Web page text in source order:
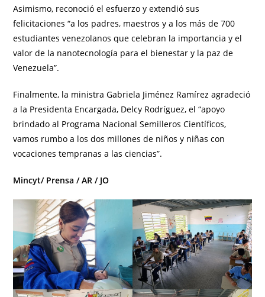
​Asimismo, reconoció el esfuerzo y extendió sus
felicitaciones “a los padres, maestros y a los más de 700
estudiantes venezolanos que celebran la importancia y el
valor de la nanotecnología para el bienestar y la paz de
Venezuela”.
​Finalmente, la ministra Gabriela Jiménez Ramírez agradeció
a la Presidenta Encargada, Delcy Rodríguez, el “apoyo
brindado al Programa Nacional Semilleros Científicos,
vamos rumbo a los dos millones de niños y niñas con
vocaciones tempranas a las ciencias”.
Mincyt/ Prensa / AR / JO